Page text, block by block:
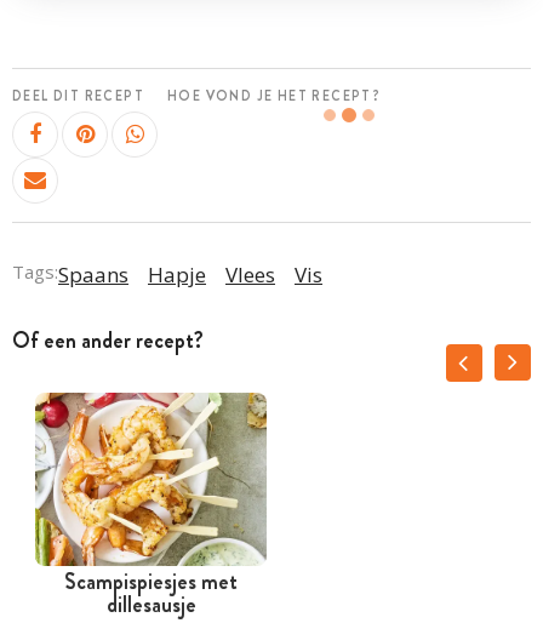
DEEL DIT RECEPT HOE VOND JE HET RECEPT?
Tags:Spaans Hapje Vlees Vis
Of een ander recept?
Scampispiesjes met
dillesausje